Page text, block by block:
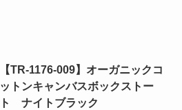
【TR-1176-009】オーガニックコ
ットンキャンバスボックストー
ト ナイトブラック